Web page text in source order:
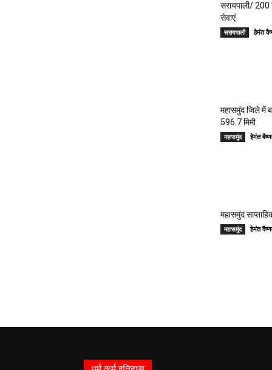
सरायपाली/ 200
सेवाएं
सरायपाली हेमंत
महासमुंद जिले में
596.7 मिमी
महासमुंद हेमंत
महासमुंद
महासमुंद हेमंत